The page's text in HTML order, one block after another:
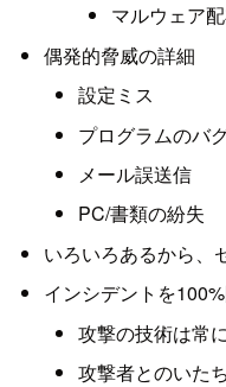
マルウェア
偶発的脅威の詳細
設定ミス
プログラムのバ
メール誤送信
PC/書類の紛失
いろいろあるから、
インシデントを
攻撃の技術は常
攻撃者とのいた